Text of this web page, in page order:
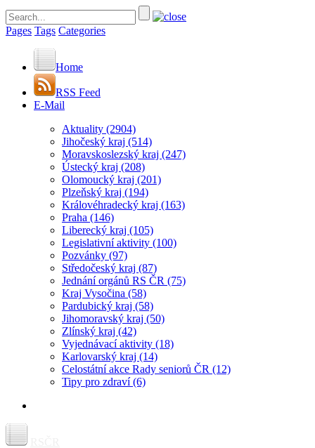
Pages Tags Categories
Home
RSS Feed
E-Mail
Aktuality (2904)
Jihočeský kraj (514)
Moravskoslezský kraj (247)
Ústecký kraj (208)
Olomoucký kraj (201)
Plzeňský kraj (194)
Královéhradecký kraj (163)
Praha (146)
Liberecký kraj (105)
Legislativní aktivity (100)
Pozvánky (97)
Středočeský kraj (87)
Jednání orgánů RS ČR (75)
Kraj Vysočina (58)
Pardubický kraj (58)
Jihomoravský kraj (50)
Zlínský kraj (42)
Vyjednávací aktivity (18)
Karlovarský kraj (14)
Celostátní akce Rady seniorů ČR (12)
Tipy pro zdraví(6)